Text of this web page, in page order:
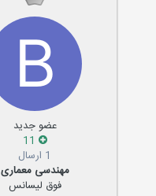
عضو جدید
1 ارسال
مهندسی معماری
فوق لیسانس